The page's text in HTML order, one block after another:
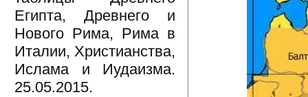
Египта, Древнего и
Нового Рима, Рима в
Италии, Христианства,
Ислама и Иудаизма.
25.05.2015.